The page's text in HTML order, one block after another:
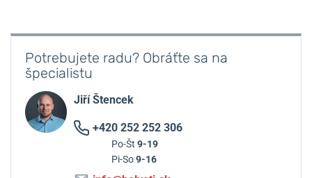
Potrebujete radu? Obráťte sa na
špecialistu
Jiří Štencek
+420 252 252 306
Po-Št 9-19
Pi-So9-16